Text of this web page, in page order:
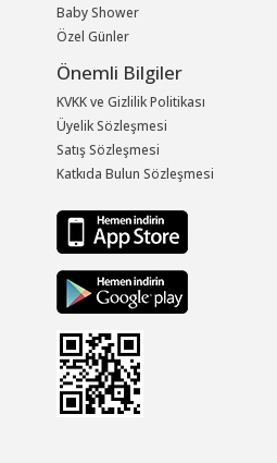
Baby Shower
Özel Günler
Önemli Bilgiler
KVKK ve Gizlilik Politikası
Üyelik Sözleşmesi
Satış Sözleşmesi
Katkıda Bulun Sözleşmesi